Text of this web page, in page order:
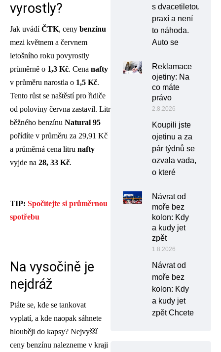
vyrostly?
Jak uvádíČTK, ceny benzínu
mezi květnem a červnem
letošního roku povyrostly
průměrně o 1,3 Kč. Cena nafty
v průměru narostla o 1,5 Kč.
Tento růst se naštěstí pro řidiče
od poloviny června zastavil. Litr
běžného benzínu Natural 95
pořídíte v průměru za 29,91 Kč
a průměrná cena litru nafty
vyjde na 28, 33 Kč.
TIP: Spočítejte si průměrnou
spotřebu
Na vysočině je
nejdráž
Ptáte se, kde se tankovat
vyplatí, a kde naopak sáhnete
hlouběji do kapsy? Nejvyšší
ceny benzínu nalezneme v kraji
s dvacetiletou
praxí a není
to náhoda.
Auto se
Reklamace
ojetiny: Na
co máte
právo
2.8.2026
Koupili jste
ojetinu a za
pár týdnů se
ozvala vada,
o které
Návrat od
moře bez
kolon: Kdy
a kudy jet
zpět
1.8.2026
Návrat od
moře bez
kolon: Kdy
a kudy jet
zpět Chcete